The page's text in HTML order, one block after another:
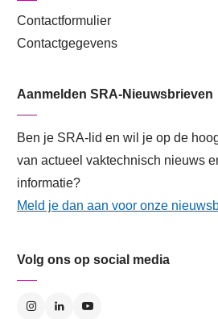
Contactformulier
Contactgegevens
Aanmelden SRA-Nieuwsbrieven
Ben je SRA-lid en wil je op de
van actueel vaktechnisch nieuws
informatie?
Meld je dan aan voor onze
Volg ons op social media